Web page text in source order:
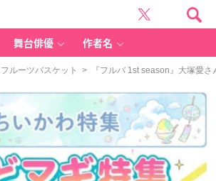
舞台俳優 作者名
フルーツバスケット > 『フルバ 1st season』大塚愛さ